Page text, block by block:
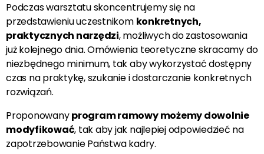
Podczas warsztatu skoncentrujemy się na
przedstawieniu uczestnikom konkretnych,
praktycznych narzędzi, możliwych do zastosowania
już kolejnego dnia. Omówienia teoretyczne skracamy do
niezbędnego minimum, tak aby wykorzystać dostępny
czas na praktykę, szukanie i dostarczanie konkretnych
rozwiązań.
Proponowanyprogram ramowy możemy dowolnie
modyfikować, tak aby jak najlepiej odpowiedzieć na
zapotrzebowanie Państwa kadry.